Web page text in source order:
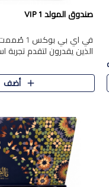
صندوق المولد VIP 1
في اي بي
الذين يقدرون لتقدم تجربة
تجمع بين أفخر حلويات
تشكيلة مختارة من الأصناف
أضف